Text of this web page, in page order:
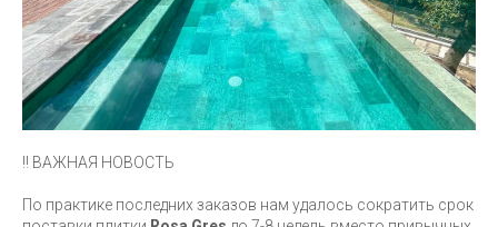
‼️ ВАЖНАЯ НОВОСТЬ
По практике последних заказов нам удалось сократить срок